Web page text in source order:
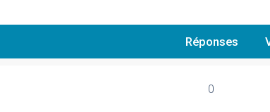
Réponses
0